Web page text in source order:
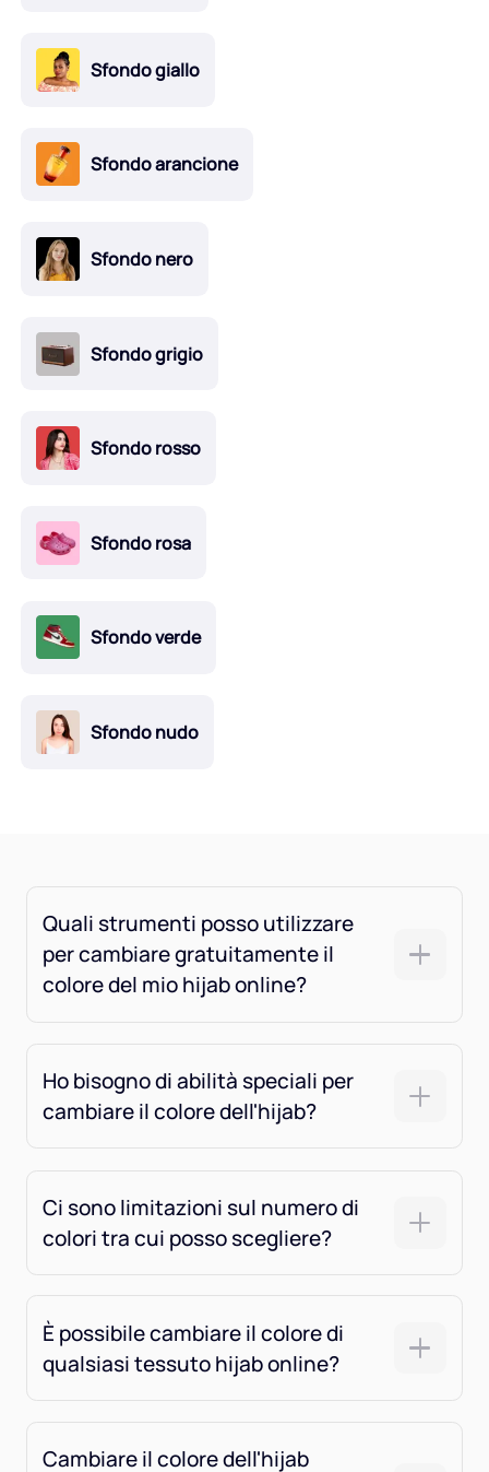
Sfondo giallo
Sfondo arancione
Sfondo nero
Sfondo grigio
Sfondo rosso
Sfondo rosa
Sfondo verde
Sfondo nudo
Quali strumenti posso utilizzare
per cambiare gratuitamente il
colore del mio hijab online?
Ho bisogno di abilità speciali per
cambiare il colore dell'hijab?
Ci sono limitazioni sul numero di
colori tra cui posso scegliere?
È possibile cambiare il colore di
qualsiasi tessuto hijab online?
Cambiare il colore dell'hijab